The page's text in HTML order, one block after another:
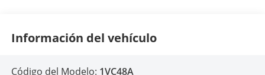
Información del vehículo
Código del Modelo: 1VC48A